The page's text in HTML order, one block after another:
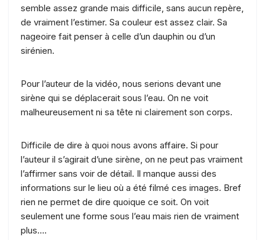
semble assez grande mais difficile, sans aucun repère,
de vraiment l’estimer. Sa couleur est assez clair. Sa
nageoire fait penser à celle d’un dauphin ou d’un
sirénien.
Pour l’auteur de la vidéo, nous serions devant une
sirène qui se déplacerait sous l’eau. On ne voit
malheureusement ni sa tête ni clairement son corps.
Difficile de dire à quoi nous avons affaire. Si pour
l’auteur il s’agirait d’une sirène, on ne peut pas vraiment
l’affirmer sans voir de détail. Il manque aussi des
informations sur le lieu où a été filmé ces images. Bref
rien ne permet de dire quoique ce soit. On voit
seulement une forme sous l’eau mais rien de vraiment
plus….